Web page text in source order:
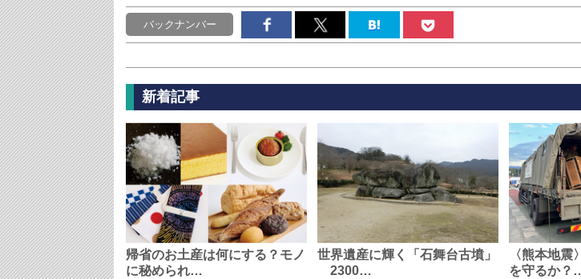
バックナンバー
新着記事
帰省のお土産は何にする？モノ
に秘められ…
世界遺産に輝く「石舞台古墳」
2300…
〈熊本地震
を守るか？